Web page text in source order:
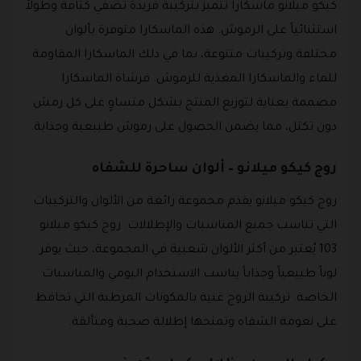
كيكو ميلانو ماسكارا تتميز بتركيبة فريدة تضفي كثافة وطولاً
استثنائياً على الرموش. هذه الماسكارا متوفرة بألوان
مختلفة وتركيبات متنوعة، بما في ذلك الماسكارا المقاومة
للماء والماسكارا المغذية للرموش. فرشاة الماسكارا
مصممة بعناية لتوزيع المنتج بشكل متساوٍ على كل رمش
دون تكتل، مما يضمن الحصول على رموش طبيعية وجذابة.
روج كيكو ميلانو – ألوان ساحرة للشفاه
روج كيكو ميلانو يقدم مجموعة رائعة من الألوان والتركيبات
التي تناسب جميع المناسبات والإطلالات. روج كيكو ميلانو
103 يُعتبر من أكثر الألوان شعبية في المجموعة، حيث يوفر
لوناً طبيعياً وجذاباً يناسب الاستخدام اليومي والمناسبات
الخاصة. تركيبة الروج غنية بالمكونات المرطبة التي تحافظ
على نعومة الشفاه وتمنحها إطلالة صحية ومتألقة.